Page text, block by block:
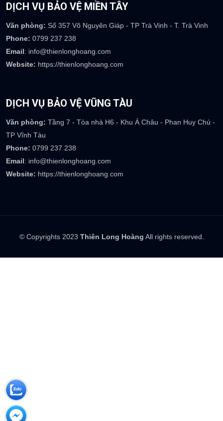
DỊCH VỤ BẢO VỆ MIỀN TÂY
Văn phòng: Số 357 Võ Nguyên Giáp - TP Trà Vinh - T. Trà Vinh
Phone: 0799 237 238
Email: info@thienlonghoang.com
Website: https://thienlonghoang.com
DỊCH VỤ BẢO VỆ VŨNG TÀU
Văn phòng: Tầng 7 - Tòa nhà H6 - Khu Á Châu - Phan Huy Chú -
TP Vĩnh Tàu
Phone: 0799 237 238
Email: info@thienlonghoang.com
Website: https://thienlonghoang.com
© Copyrights 2023 Thiên Long Hoàng All rights reserved.